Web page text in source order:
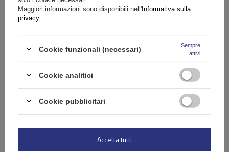
Fai una domanda
Recensioni(0)
Scrivi la tua recensione
La tua valutazione:
5/5
Contenuto della tua recensione
Maggiori informazioni sono disponibili nell'Informativa sulla
privacy.
Cookie funzionali (necessari)
Sempre
attivi
Cookie analitici
Cookie pubblicitari
Accetta tutti